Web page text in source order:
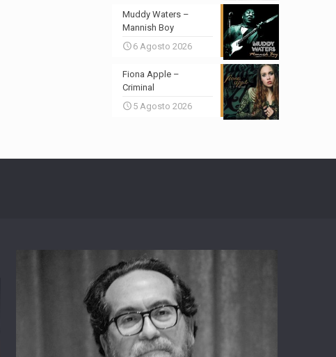
Muddy Waters –
Mannish Boy
6 Agosto 2026
Fiona Apple –
Criminal
5 Agosto 2026